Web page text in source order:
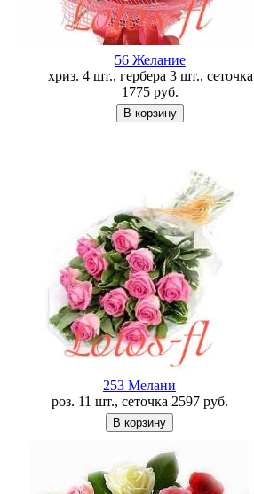
56 Желание
хриз. 4 шт., гербера 3 шт., сеточка
1775 руб.
253 Мелани
роз. 11 шт., сеточка 2597 руб.